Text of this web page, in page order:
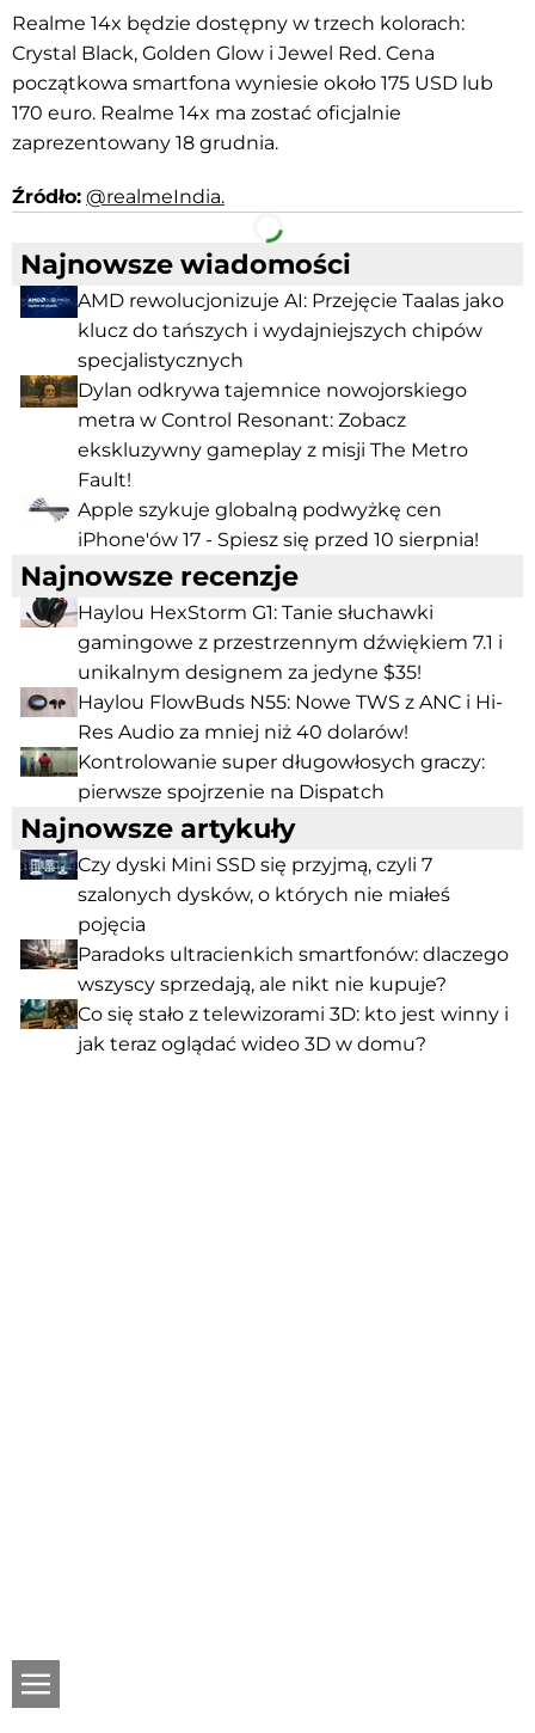
Realme 14x będzie dostępny w trzech kolorach:
Crystal Black, Golden Glow i Jewel Red. Cena
początkowa smartfona wyniesie około 175 USD lub
170 euro. Realme 14x ma zostać oficjalnie
zaprezentowany 18 grudnia.
Źródło: @realmeIndia.
Facebook Telegram
Najnowsze wiadomości
AMD rewolucjonizuje AI: Przejęcie Taalas jako
klucz do tańszych i wydajniejszych chipów
specjalistycznych
Dylan odkrywa tajemnice nowojorskiego
metra w Control Resonant: Zobacz
ekskluzywny gameplay z misji The Metro
Fault!
Apple szykuje globalną podwyżkę cen
iPhone'ów 17 - Spiesz się przed 10 sierpnia!
Najnowsze recenzje
Haylou HexStorm G1: Tanie słuchawki
gamingowe z przestrzennym dźwiękiem 7.1 i
unikalnym designem za jedyne $35!
Haylou FlowBuds N55: Nowe TWS z ANC i Hi-
Res Audio za mniej niż 40 dolarów!
Kontrolowanie super długowłosych graczy:
pierwsze spojrzenie na Dispatch
Najnowsze artykuły
Czy dyski Mini SSD się przyjmą, czyli 7
szalonych dysków, o których nie miałeś
pojęcia
Paradoks ultracienkich smartfonów: dlaczego
wszyscy sprzedają, ale nikt nie kupuje?
Co się stało z telewizorami 3D: kto jest winny i
jak teraz oglądać wideo 3D w domu?